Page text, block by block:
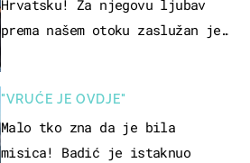
Hrvatsku! Za njegovu ljubav
prema našem otoku zaslužan je
"VRUĆE JE OVDJE"
Malo tko zna da je bila
misica! Badić je istaknuo